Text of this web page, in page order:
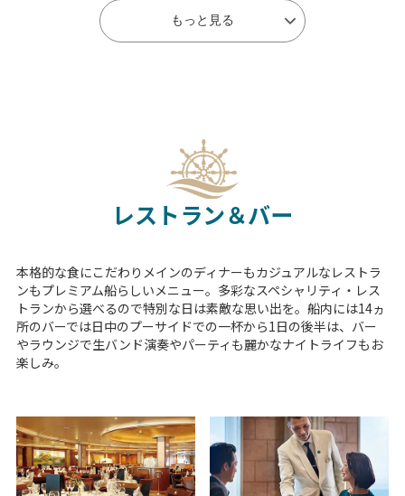
もっと見る
レストラン＆バー
本格的な食にこだわりメインのディナーもカジュアルなレストラ
ンもプレミアム船らしいメニュー。多彩なスペシャリティ・レス
トランから選べるので特別な日は素敵な思い出を。船内には14ヵ
所のバーでは日中のプーサイドでの一杯から1日の後半は、バー
やラウンジで生バンド演奏やパーティも麗かなナイトライフもお
楽しみ。